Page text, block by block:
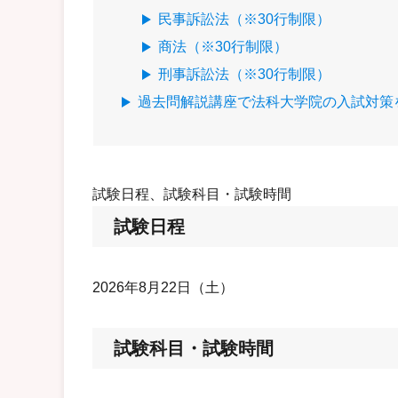
民事訴訟法（※30行制限）
商法（※30行制限）
刑事訴訟法（※30行制限）
過去問解説講座で法科大学院の入試対策
試験日程、試験科目・試験時間
試験日程
2026年8月22日（土）
試験科目・試験時間